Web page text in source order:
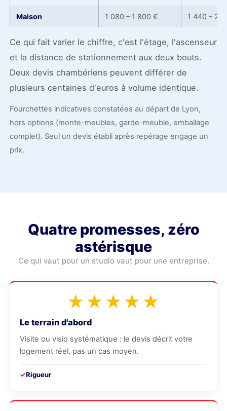
Maison 1 080 – 1 800 € 1 440 – 2
Ce qui fait varier le chiffre, c'est l'étage, l'ascenseur
et la distance de stationnement aux deux bouts.
Deux devis chambériens peuvent différer de
plusieurs centaines d'euros à volume identique.
Fourchettes indicatives constatées au départ de Lyon,
hors options (monte-meubles, garde-meuble, emballage
complet). Seul un devis établi après repérage engage un
prix.
Quatre promesses, zéro
astérisque
Ce qui vaut pour un studio vaut pour une entreprise.
★★★★★
Le terrain d'abord
Visite ou visio systématique : le devis décrit votre
logement réel, pas un cas moyen.
Rigueur